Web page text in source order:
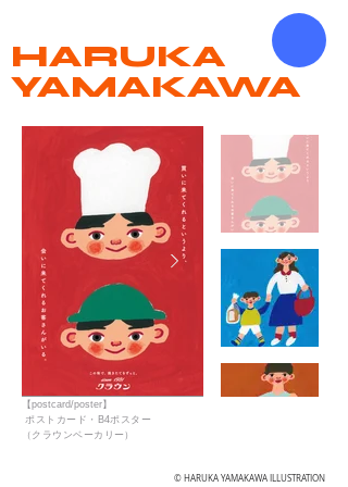
HARUKA
YAMAKAWA
​【postcard/poster】
​ ポストカード・B4ポスター
（クラウンベーカリー）
© HARUKA YAMAKAWA ILLUSTRATION